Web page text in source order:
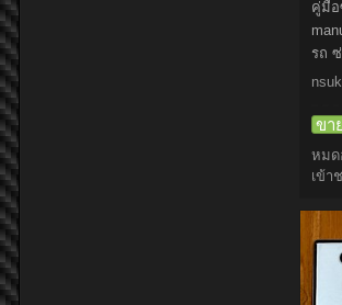
คู่มือ
รถ
ขา
หมด
เข้า